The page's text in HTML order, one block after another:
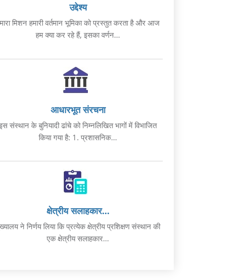
उद्देश्य
मिशन हमारी वर्तमान भूमिका को प्रस्तुत करता है और आज
हम क्या कर रहे हैं, इसका वर्णन...
आधारभूत संरचना
संस्थान के बुनियादी ढांचे को निम्नलिखित भागों में विभाजित
किया गया है: 1. प्रशासनिक...
क्षेत्रीय सलाहकार...
ने निर्णय लिया कि प्रत्येक क्षेत्रीय प्रशिक्षण संस्थान की
एक क्षेत्रीय सलाहकार...